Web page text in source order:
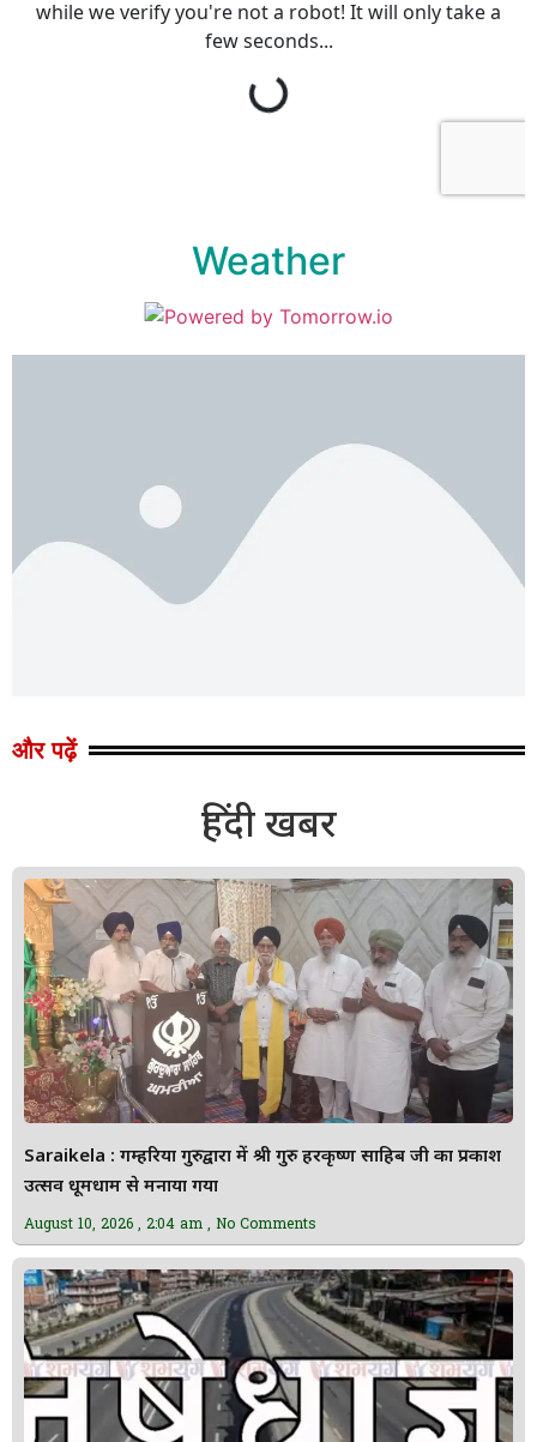
Weather
और पढ़ें
हिंदी खबर
Saraikela : गम्हरिया गुरुद्वारा में श्री गुरु हरकृष्ण साहिब जी का प्रकाश
उत्सव धूमधाम से मनाया गया
August 10, 2026 2:04 am No Comments